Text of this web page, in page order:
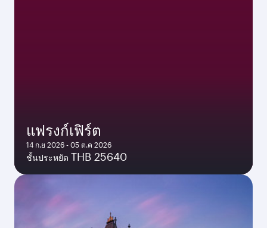
แฟรงก์เฟิร์ต
14 ก.ย 2026 - 05 ต.ค 2026
ชั้นประหยัด THB 25640